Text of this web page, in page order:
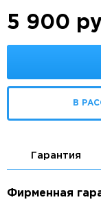
5 900
В
Гарантия
Фирменная